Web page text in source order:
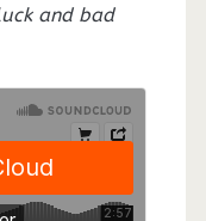
and bad